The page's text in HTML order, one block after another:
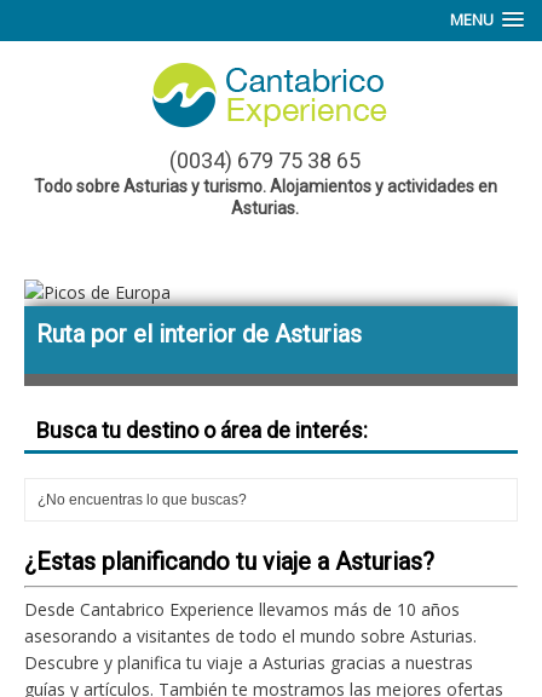
MENU
(0034) 679 75 38 65
Todo sobre Asturias y turismo. Alojamientos y actividades en
Asturias.
Ruta por el interior de Asturias
Busca tu destino o área de interés:
¿Estas planificando tu viaje a Asturias?
Desde Cantabrico Experience llevamos más de 10 años
asesorando a visitantes de todo el mundo sobre Asturias.
Descubre y planifica tu viaje a Asturias gracias a nuestras
guías y artículos. También te mostramos las mejores ofertas